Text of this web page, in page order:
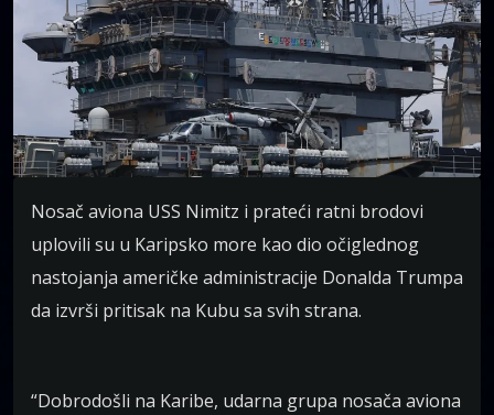
Nosač aviona USS Nimitz i prateći ratni brodovi
uplovili su u Karipsko more kao dio očiglednog
nastojanja američke administracije Donalda Trumpa
da izvrši pritisak na Kubu sa svih strana.
“Dobrodošli na Karibe, udarna grupa nosača aviona